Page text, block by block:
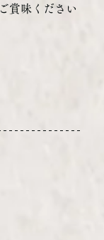
賞味ください